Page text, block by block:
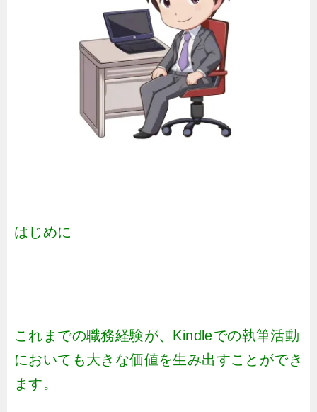
はじめに
これまでの職務経験が、Kindleでの執筆活動
においても大きな価値を生み出すことができ
ます。